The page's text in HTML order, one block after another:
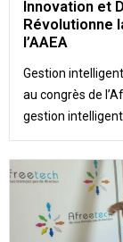
Innovation et
Révolutionne
l’AAEA
Gestion
au congrès de
gestion